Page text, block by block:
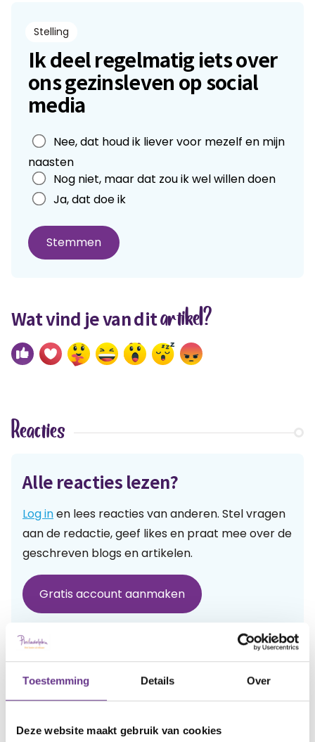
Toestemming Details Over
Deze website maakt gebruik van cookies
Stelling
Ik deel regelmatig iets over
ons gezinsleven op social
media
Leave
this
field
blank
Nee, dat houd ik liever voor mezelf en mijn
naasten
Nog niet, maar dat zou ik wel willen doen
Ja, dat doe ik
Stemmen
Wat vind je van ditartikel?
Reacties
Alle reacties lezen?
Log inen lees reacties van anderen. Stel vragen
aan de redactie, geef likes en praat mee over de
geschreven blogs en artikelen.
Gratis account aanmaken